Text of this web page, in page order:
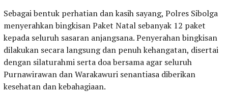
Sebagai bentuk perhatian dan kasih sayang, Polres Sibolga
menyerahkan bingkisan Paket Natal sebanyak 12 paket
kepada seluruh sasaran anjangsana. Penyerahan bingkisan
dilakukan secara langsung dan penuh kehangatan, disertai
dengan silaturahmi serta doa bersama agar seluruh
Purnawirawan dan Warakawuri senantiasa diberikan
kesehatan dan kebahagiaan.